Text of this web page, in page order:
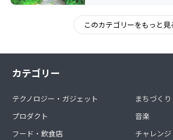
このカテゴリーをもっと見
カテゴリー
テクノロジー・ガジェット
プロダクト
フード・飲食店
まちづく
音楽
チャレンジ